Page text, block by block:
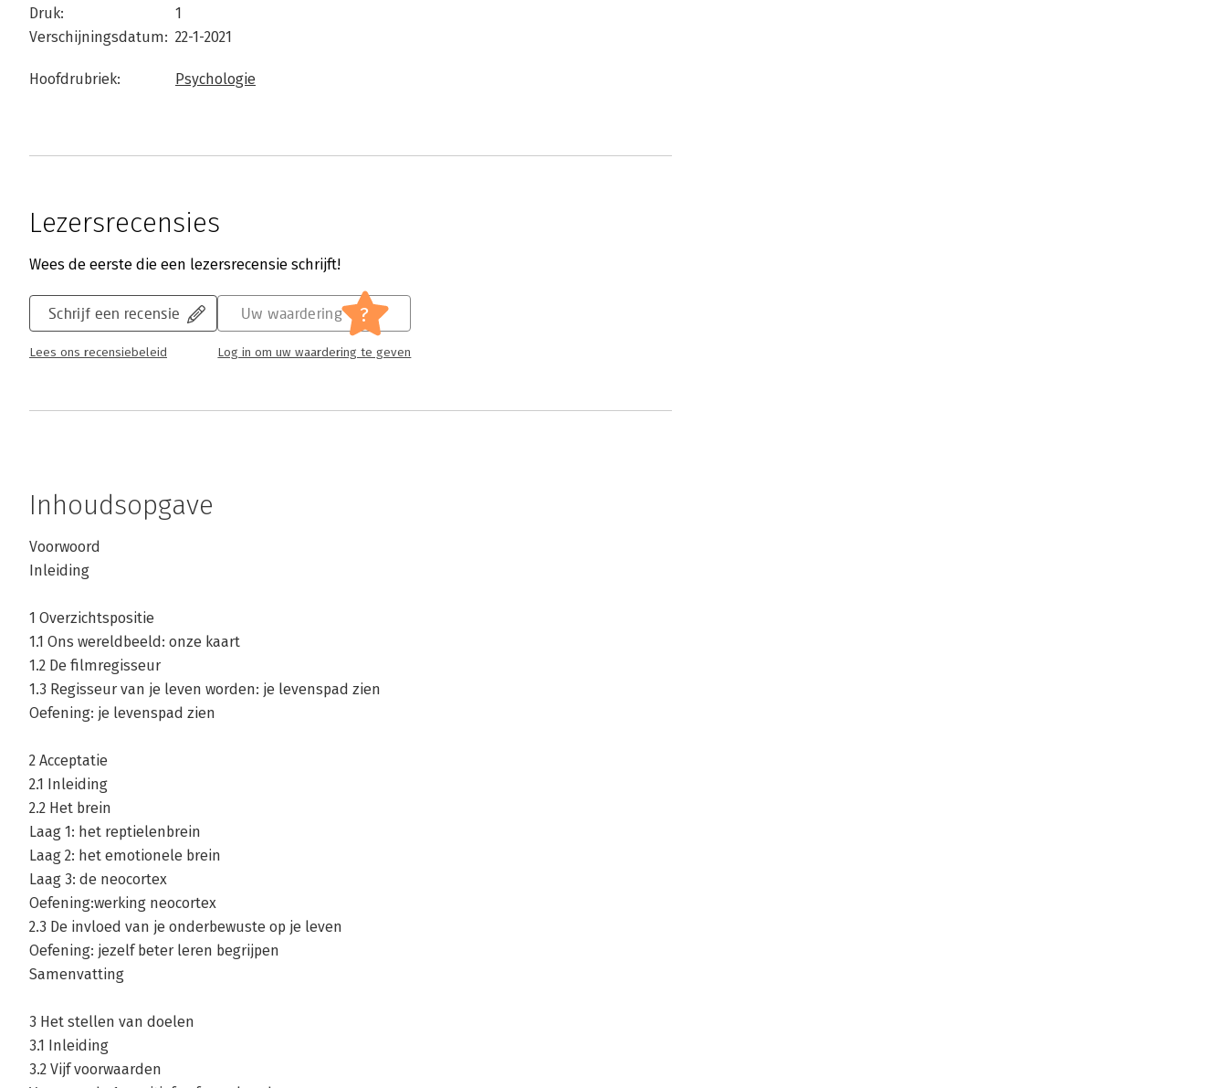
Druk:
1
Verschijningsdatum: 22-1-2021
Hoofdrubriek: Psychologie
Lezersrecensies
Wees de eerste die een lezersrecensie schrijft!
Schrijf een recensie
Lees ons recensiebeleid
Uw waardering ?
Log in om uw waardering te geven
Inhoudsopgave
Voorwoord
Inleiding
1 Overzichtspositie
1.1 Ons wereldbeeld: onze kaart
1.2 De filmregisseur
1.3 Regisseur van je leven worden: je levenspad zien
Oefening: je levenspad zien
2 Acceptatie
2.1 Inleiding
2.2 Het brein
Laag 1: het reptielenbrein
Laag 2: het emotionele brein
Laag 3: de neocortex
Oefening:werking neocortex
2.3 De invloed van je onderbewuste op je leven
Oefening: jezelf beter leren begrijpen
Samenvatting
3 Het stellen van doelen
3.1 Inleiding
3.2 Vijf voorwaarden